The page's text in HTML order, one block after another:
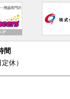
間
休）